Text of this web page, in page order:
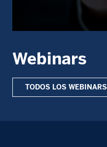
Webinars
TODOS LOS WEBINARS